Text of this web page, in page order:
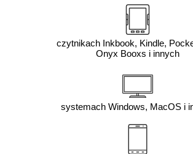
czytnikach Inkbook, Kindle,
Onyx Booxs i innych
systemach Windows, MacOS i